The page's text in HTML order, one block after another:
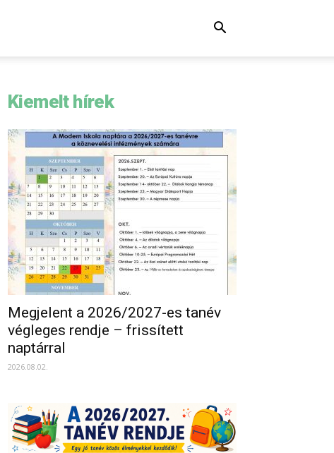
Kiemelt hírek
Megjelent a 2026/2027-es tanév
végleges rendje – frissített
naptárral
2026.08.02.